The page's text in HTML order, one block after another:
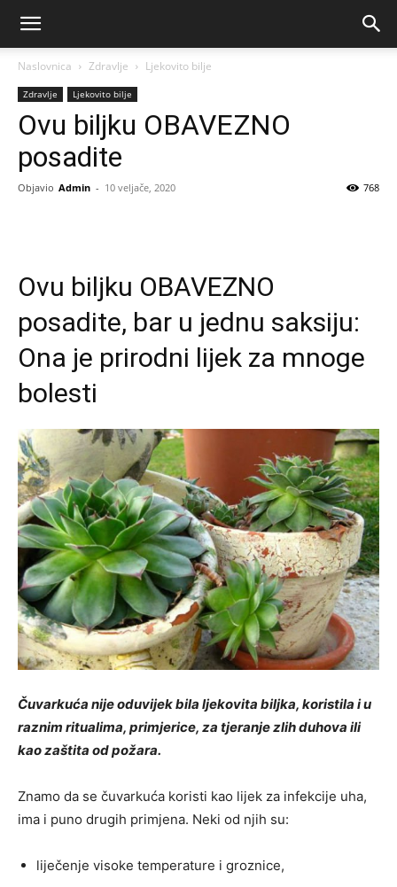
Naslovnica Zdravlje Ljekovito bilje
Zdravlje Ljekovito bilje
Ovu biljku OBAVEZNO
posadite
Objavio Admin - 10 veljače, 2020 768
Ovu biljku OBAVEZNO
posadite, bar u jednu saksiju:
Ona je prirodni lijek za mnoge
bolesti
Čuvarkuća nije oduvijek bila ljekovita biljka, koristila i u
raznim ritualima, primjerice, za tjeranje zlih duhova ili
kao zaštita od požara.
Znamo da se čuvarkuća koristi kao lijek za infekcije uha,
ima i puno drugih primjena. Neki od njih su:
liječenje visoke temperature i groznice,